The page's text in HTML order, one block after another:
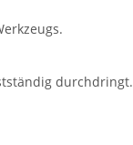
durchdringt.